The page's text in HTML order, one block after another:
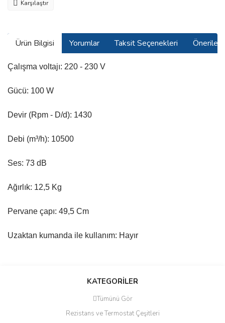
Karşılaştır
Ürün Bilgisi Yorumlar Taksit Seçenekleri
Çalışma voltajı: 220 - 230 V
Gücü: 100 W
Devir (Rpm - D/d): 1430
Debi (m³/h): 10500
Ses: 73 dB
Ağırlık: 12,5 Kg
Pervane çapı: 49,5 Cm
Uzaktan kumanda ile kullanım: Hayır
Bu ürüne ilk yorumu siz yapın!
Ürün resmi kalitesiz, bozuk veya görüntülenemiyor.
KATEGORİLER
Tümünü Gör
Rezistans ve Termostat Çeşitleri